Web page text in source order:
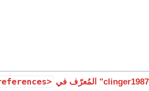
<references>